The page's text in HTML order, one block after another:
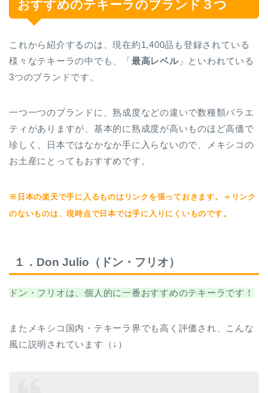
おすすめのテキーラのブランド３つ
これから紹介するのは、現在約1,400品も登録されている
様々なテキーラの中でも、「最高レベル」といわれている
3つのブランドです。
一つ一つのブランドに、熟成度などの違いで数種類バラエ
ティがありますが、基本的に熟成度が高いものほど高価で
珍しく、日本ではなかなか手に入らないので、メキシコの
お土産にとってもおすすめです。
※日本の楽天で手に入るものはリンクを張っておきます。
＝リンク
のないものは、現時点で日本では手に入りにくいものです。
１．Don Julio（ドン・フリオ）
ドン・フリオは、個人的に一番おすすめのテキーラです！
またメキシコ国内・テキーラ界でも高く評価され、こんな
風に説明されています（↓）